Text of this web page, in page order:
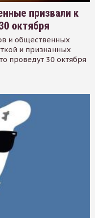
призвали к
октября
и общественных
и признанных
проведут 30 октября